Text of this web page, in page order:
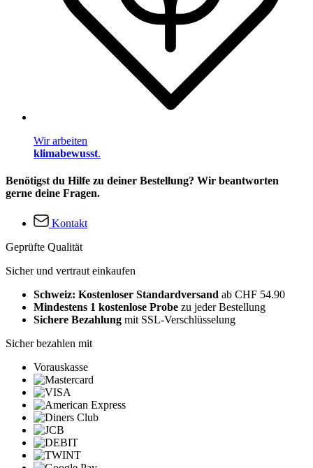
Wir arbeiten
klimabewusst.
Benötigst du Hilfe zu deiner Bestellung? Wir beantworten
gerne deine Fragen.
Kontakt
Geprüfte Qualität
Sicher und vertraut einkaufen
Schweiz: Kostenloser Standardversand ab CHF 54.90
Mindestens 1 kostenlose Probe zu jeder Bestellung
Sichere Bezahlung mit SSL-Verschlüsselung
Sicher bezahlen mit
Vorauskasse